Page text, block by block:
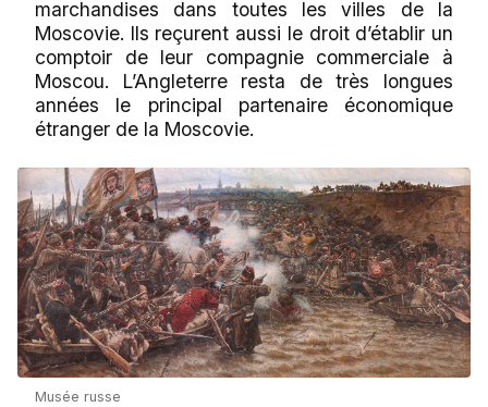
marchandises dans toutes les villes de la
Moscovie. Ils reçurent aussi le droit d’établir un
comptoir de leur compagnie commerciale à
Moscou. L’Angleterre resta de très longues
années le principal partenaire économique
étranger de la Moscovie.
Musée russe